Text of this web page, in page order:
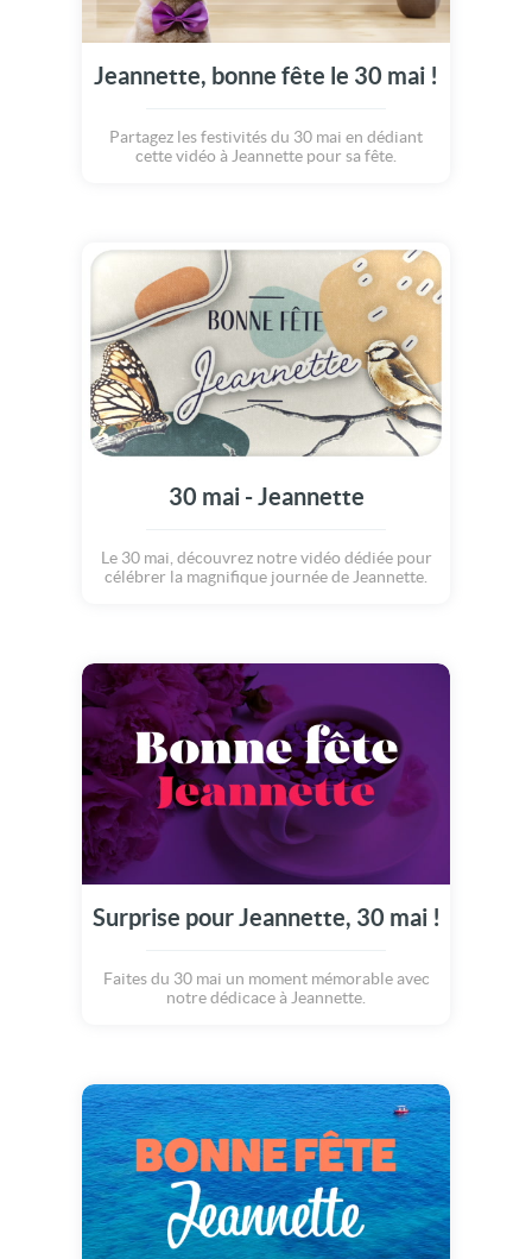
Jeannette, bonne fête le 30 mai !
Partagez les festivités du 30 mai en dédiant
cette vidéo à Jeannette pour sa fête.
30 mai - Jeannette
Le 30 mai, découvrez notre vidéo dédiée pour
célébrer la magnifique journée de Jeannette.
Surprise pour Jeannette, 30 mai !
Faites du 30 mai un moment mémorable avec
notre dédicace à Jeannette.